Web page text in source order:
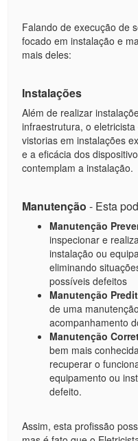
Falando de execução de
focado em instalação e
mais deles:
Instalações
Além de realizar
infraestrutura, o
vistorias em instalações
e a eficácia dos
contemplam a instalação.
Manutenção- Esta
Manutenção
inspecionar e
instalação ou
eliminando
possíveis defeitos
Manutenção
de uma
acompanhamento
Manutenção
bem mais
recuperar o
equipamento ou
defeito.
Assim, esta profissão